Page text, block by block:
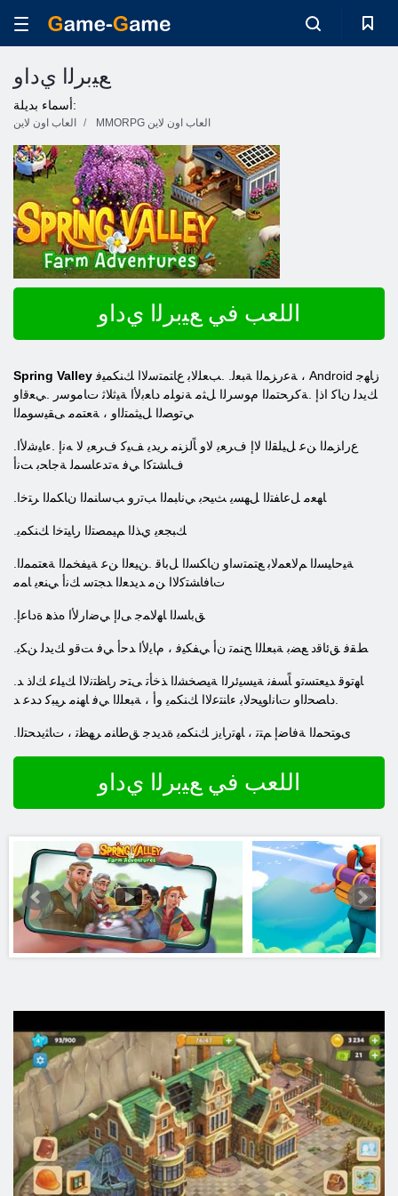
ﻊﻴﺑﺮﻟﺍ ﻱﺩﺍﻭ
أسماء بديلة:
العاب اون لاين MMORPG العاب اون لاين
اللعب في ﻊﻴﺑﺮﻟﺍ ﻱﺩﺍﻭ
Spring Valley
ﻚﻳﺪﻟ ﻥﺎﻛ ﺍﺫﺇ .ﺔﻛﺮﺤﺘﻤﻟﺍ ﻡﻮﺳﺮﻟﺍ ﻞﺜﻣ ﺔﻧﻮﻠﻣ ﺩﺎﻌﺑﻷ ﺍ ﺔﻴﺛﻼ ﺛ ﺕﺎﻣﻮﺳﺭ .ﻲﻌﻗﺍﻭ
ﻲﺗﻮﺼﻟﺍ ﻞﻴﺜﻤﺘﻟﺍﻭ ، ﺔﻌﺘﻤﻣ ﻰﻘﻴﺳﻮﻤﻟﺍ
ﻑﺎﺸﺘﻛﺍ ﻲﻓ ﻪﺗﺪﻋﺎﺴﻤﻟ ﺔﺟﺎﺤﺑ ﺖﻧﺃ
.ﺎﻬﻌﻣ ﻞﻋﺎﻔﺘﻟﺍ ﻞﻬﺴﻳ ﺚﻴﺤﺑ ﻲﻧﺎﺒﻤﻟﺍ ﺐﺗﺭﻭ ﺐﺳﺎﻨﻤﻟﺍ ﻥﺎﻜﻤﻟﺍ ﺮﺘﺧﺍ
.ﻚﺒﺠﻌﻳ ﻱﺬﻟﺍ ﻢﻴﻤﺼﺘﻟﺍ ﺭﺎﻴﺘﺧﺍ ﻚﻨﻜﻤﻳ
ﺕﺎﻓﺎﺸﺘﻛﻻ ﺍ ﻦﻣ ﺪﻳﺪﻌﻟﺍ ﺪﺠﺘﺳ ﻚﻧﺃ ﻲﻨﻌﻳ ﺎﻤﻣ
.ﻖﺑﺎﺴﻟﺍ ﺎﻬﻟﺎﻤﺟ ﻰﻟﺇ ﻲﺿﺍﺭﻷ ﺍ ﻩﺬﻫ ﺓﺩﺎﻋﺇ
.ﻂﻘﻓ ﻖﺋﺎﻗﺩ ﻊﻀﺑ ﺔﺒﻌﻠﻟﺍ ﺢﻨﻤﺗ ﻥﺃ ﻲﻔﻜﻴﻓ ، ﻡﺎﻳﻷ ﺍ ﺪﺣﺃ ﻲﻓ ﺖﻗﻭ ﻚﻳﺪﻟ ﻦﻜﻳ
.ﺩﺎﺼﺤﻟﺍﻭ ﺕﺎﻧﺍﻮﻴﺤﻟﺎﺑ ءﺎﻨﺘﻋﻻ ﺍ ﻚﻨﻜﻤﻳ ﻭﺃ ، ﺔﺒﻌﻠﻟﺍ ﻲﻓ ﺎﻬﻨﻣ ﺮﻴﺒﻛ ﺩﺪﻋ ﺪ
.ﻯﻮﺘﺤﻤﻟﺍ ﺔﻓﺎﺿﺇ ﻢﺘﺗ ، ﺎﻬﺗﺭﺎﻳﺯ ﻚﻨﻜﻤﻳ ﺓﺪﻳﺪﺟ ﻖﻃﺎﻨﻣ ﺮﻬﻈﺗ ، ﺕﺎﺜﻳﺪﺤﺘﻟﺍ
اللعب في ﻊﻴﺑﺮﻟﺍ ﻱﺩﺍﻭ